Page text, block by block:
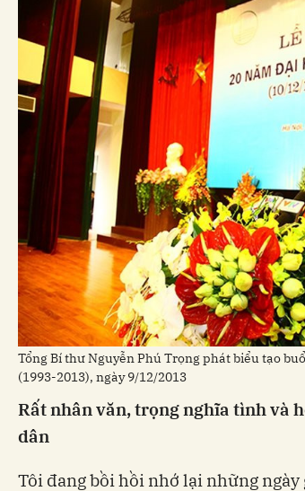
Tổng Bí thư Nguyễn Phú Trọng phát biểu tạo
(1993-2013), ngày 9/12/2013
Rất nhân văn, trọng nghĩa tình và
dân
Tôi đang bồi hồi nhớ lại những